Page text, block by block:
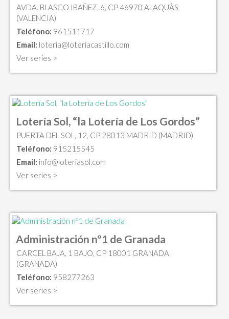
AVDA. BLASCO IBAÑEZ, 6, CP 46970 ALAQUÀS
(VALENCIA)
Teléfono: 961511717
Email: loteria@loteriacastillo.com
Ver series >
Lotería Sol, “la Lotería de Los Gordos”
PUERTA DEL SOL, 12, CP 28013 MADRID (MADRID)
Teléfono: 915215545
Email: info@loteriasol.com
Ver series >
Administración nº1 de Granada
CARCEL BAJA, 1 BAJO, CP 18001 GRANADA
(GRANADA)
Teléfono: 958277263
Ver series >